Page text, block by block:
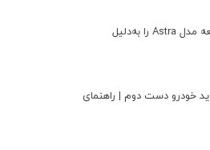
OpenAI توسعه مدل Astra را به‌دلیل
خودرو دست دوم | راهنمای